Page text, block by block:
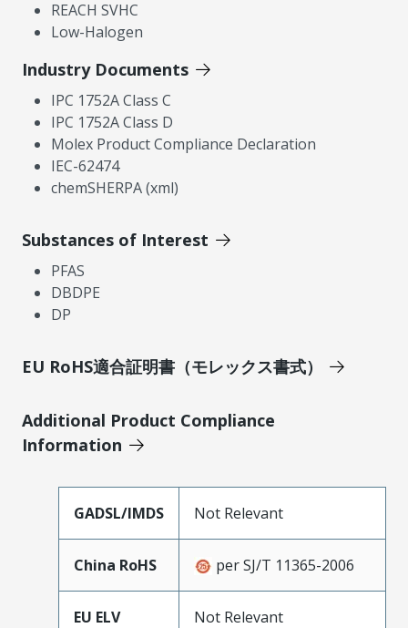
REACH SVHC
Low-Halogen
Industry Documents
IPC 1752A Class C
IPC 1752A Class D
Molex Product Compliance Declaration
IEC-62474
chemSHERPA (xml)
Substances of Interest
PFAS
DBDPE
DP
EU RoHS適合証明書（モレックス書式）
Additional Product Compliance
Information
GADSL/IMDS Not Relevant
China RoHS per SJ/T 11365-2006
EU ELV Not Relevant